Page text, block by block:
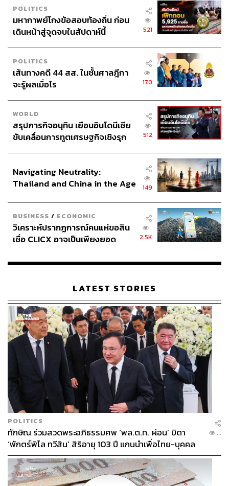
POLITICS
มหากาพย์โกงข้อสอบท้องถิ่น ก่อน
เดินหน้าสู่จุดจบในสัปดาห์นี้
521
POLITICS
เส้นทางคดี 44 สส. ในชั้นศาลฎีกา
จะรู้ผลเมื่อไร
170
WORLD
สรุปภารกิจอนุทิน เยือนอินโดนีเซีย
ขับเคลื่อนการทูตเศรษฐกิจเชิงรุก
512
Navigating Neutrality:
Thailand and China in the Age
149
BUSINESS / ECONOMIC
วิเคราะห์ปรากฏการณ์คนแห่ขอสิน
เชื่อ CLICX อาจเป็นเพียงยอด
เรือนไทยที่ถูกซุกไว้
2.5K
LATEST STORIES
POLITICS
ทักษิณ ร่วมสวดพระอภิธรรมศพ ‘พล.ต.ท. ผ่อน’ บิดา
‘พักตร์พิไล ทวีสิน’ สิริอายุ 103 ปี แกนนำเพื่อไทย-บุคคล
หลากวงการร่วมอาลัย
...